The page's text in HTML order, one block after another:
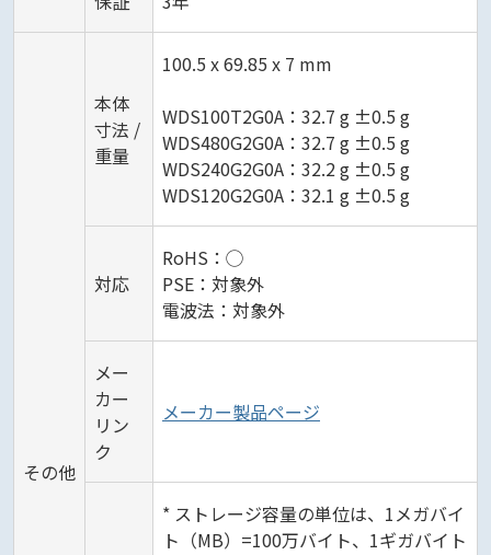
その他
本体
寸法 /
重量
100.5 x 69.85 x 7 mm
WDS100T2G0A：32.7 g ±0.5 g
WDS480G2G0A：32.7 g ±0.5 g
WDS240G2G0A：32.2 g ±0.5 g
WDS120G2G0A：32.1 g ±0.5 g
対応
RoHS：◯
PSE：対象外
電波法：対象外
メー
カー
リン
ク
メーカー製品ページ
* ストレージ容量の単位は、1メガバイ
ト（MB）=100万バイト、1ギガバイト